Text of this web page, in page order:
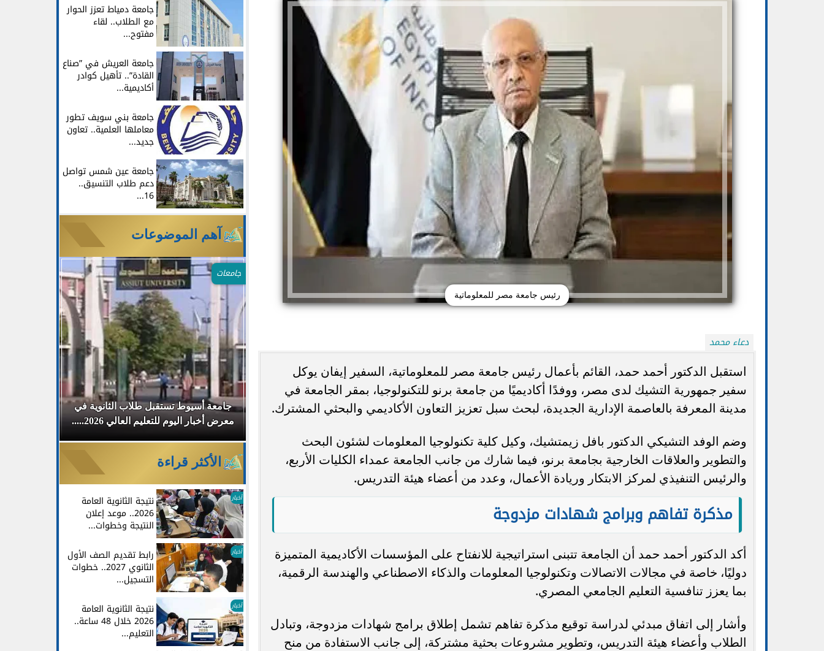
رئيس جامعة مصر للمعلوماتية
دعاء محمد
استقبل الدكتور أحمد حمد، القائم بأعمال رئيس جامعة مصر للمعلوماتية، السفير إيفان يوكل
سفير جمهورية التشيك لدى مصر، ووفدًا أكاديميًا من جامعة برنو للتكنولوجيا، بمقر الجامعة في
مدينة المعرفة بالعاصمة الإدارية الجديدة، لبحث سبل تعزيز التعاون الأكاديمي والبحثي المشترك.
وضم الوفد التشيكي الدكتور بافل زيمتشيك، وكيل كلية تكنولوجيا المعلومات لشئون البحث
والتطوير والعلاقات الخارجية بجامعة برنو، فيما شارك من جانب الجامعة عمداء الكليات الأربع،
والرئيس التنفيذي لمركز الابتكار وريادة الأعمال، وعدد من أعضاء هيئة التدريس.
مذكرة تفاهم وبرامج شهادات مزدوجة
أكد الدكتور أحمد حمد أن الجامعة تتبنى استراتيجية للانفتاح على المؤسسات الأكاديمية المتميزة
دوليًا، خاصة في مجالات الاتصالات وتكنولوجيا المعلومات والذكاء الاصطناعي والهندسة الرقمية،
بما يعزز تنافسية التعليم الجامعي المصري.
وأشار إلى اتفاق مبدئي لدراسة توقيع مذكرة تفاهم تشمل إطلاق برامج شهادات مزدوجة، وتبادل
الطلاب وأعضاء هيئة التدريس، وتطوير مشروعات بحثية مشتركة، إلى جانب الاستفادة من منح
جامعة دمياط تعزز الحوار
مع الطلاب.. لقاء
مفتوح...
جامعة العريش في ”صناع
القادة”.. تأهيل كوادر
أكاديمية...
جامعة بني سويف تطور
معاملها العلمية.. تعاون
جديد...
جامعة عين شمس تواصل
دعم طلاب التنسيق..
16...
آهم الموضوعات
تظلمات الثانوية العامة 2026.. التعليم: تعديل
وزارة التعليم: المناهج المتداولة للبكالوريا
المصرية مزيفة.. والإعلان الرسمي قبل نهاية
خبيرة فنلندية: إذا فشل طالب في الفهم
جامعات
جامعة أسيوط تستقبل طلاب الثانوية في
معرض أخبار اليوم للتعليم العالي 2026.....
الأكثر قراءة
أخبار نتيجة الثانوية العامة
2026.. موعد إعلان
النتيجة وخطوات...
أخبار رابط تقديم الصف الأول
الثانوي 2027.. خطوات
التسجيل...
أخبار نتيجة الثانوية العامة
2026 خلال 48 ساعة..
التعليم...